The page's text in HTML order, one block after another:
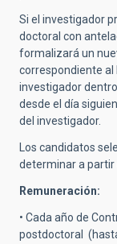
Si el investigador
doctoral con
formalizará un
correspondiente al
investigador
desde el día
del investigador.
Los candidatos
determinar a partir
Remuneración:
• Cada año de
postdoctoral